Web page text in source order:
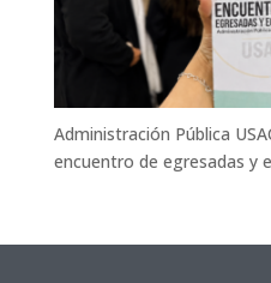
Administración Pública
encuentro de egresadas y